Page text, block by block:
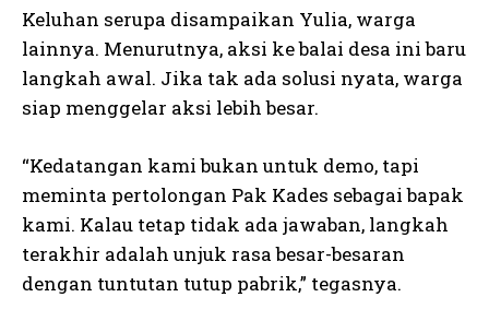
Keluhan serupa disampaikan Yulia, warga
lainnya. Menurutnya, aksi ke balai desa ini baru
langkah awal. Jika tak ada solusi nyata, warga
siap menggelar aksi lebih besar.
“Kedatangan kami bukan untuk demo, tapi
meminta pertolongan Pak Kades sebagai bapak
kami. Kalau tetap tidak ada jawaban, langkah
terakhir adalah unjuk rasa besar-besaran
dengan tuntutan tutup pabrik,” tegasnya.